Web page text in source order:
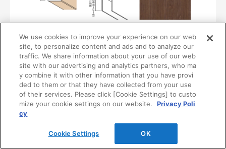
〈UB38〉
MF01-0138-0315
¥28,200/本（最低発注数量は30本）
We use cookies to improve your experience on our web
site, to personalize content and ads and to analyze our
traffic. We share information about your use of our web
site with our advertising and analytics partners, who ma
y combine it with other information that you have provi
ded to them or that they have collected from your use
of their services. Please click [Cookie Settings] to custo
mize your cookie settings on our website.
Privacy Poli
cy
Cookie Settings OK